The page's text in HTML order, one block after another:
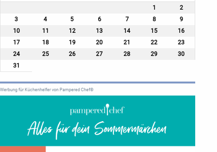
1
2
3
4 5 6 7 8
9
10
11 12 13 14 15
16
17
18 19 20 21 22
23
24
25 26 27 28 29
30
31
Werbung für Küchenhelfer von Pampered Chef®